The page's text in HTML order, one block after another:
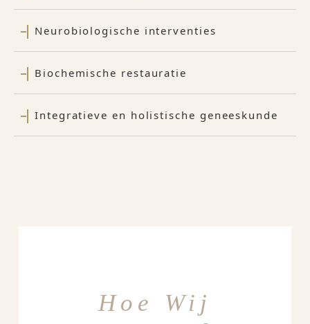
Neurobiologische interventies
Biochemische restauratie
Integratieve en holistische geneeskunde
Hoe Wij